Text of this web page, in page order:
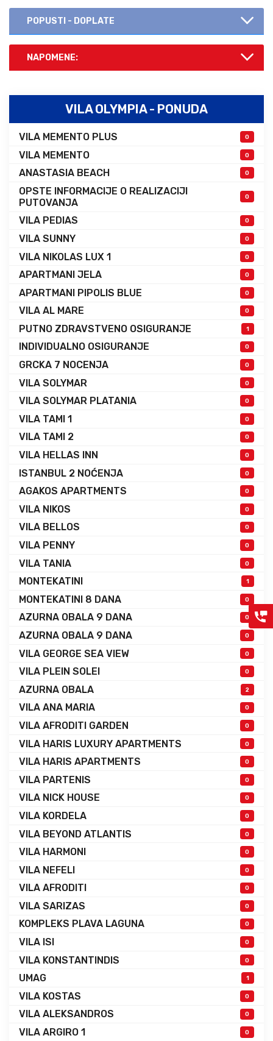
POPUSTI - DOPLATE
NAPOMENE:
VILA OLYMPIA - PONUDA
VILA MEMENTO PLUS 0
VILA MEMENTO 0
ANASTASIA BEACH 0
OPSTE INFORMACIJE O REALIZACIJI
PUTOVANJA
0
VILA PEDIAS 0
VILA SUNNY 0
VILA NIKOLAS LUX 1 0
APARTMANI JELA 0
APARTMANI PIPOLIS BLUE 0
VILA AL MARE 0
PUTNO ZDRAVSTVENO OSIGURANJE 1
INDIVIDUALNO OSIGURANJE 0
GRCKA 7 NOCENJA 0
VILA SOLYMAR 0
VILA SOLYMAR PLATANIA 0
VILA TAMI 1 0
VILA TAMI 2 0
VILA HELLAS INN 0
ISTANBUL 2 NOĆENJA 0
AGAKOS APARTMENTS 0
VILA NIKOS 0
VILA BELLOS 0
VILA PENNY 0
VILA TANIA 0
MONTEKATINI 1
MONTEKATINI 8 DANA 0
AZURNA OBALA 9 DANA 0
AZURNA OBALA 9 DANA 0
VILA GEORGE SEA VIEW 0
VILA PLEIN SOLEI 0
AZURNA OBALA 2
VILA ANA MARIA 0
VILA AFRODITI GARDEN 0
VILA HARIS LUXURY APARTMENTS 0
VILA HARIS APARTMENTS 0
VILA PARTENIS 0
VILA NICK HOUSE 0
VILA KORDELA 0
VILA BEYOND ATLANTIS 0
VILA HARMONI 0
VILA NEFELI 0
VILA AFRODITI 0
VILA SARIZAS 0
KOMPLEKS PLAVA LAGUNA 0
VILA ISI 0
VILA KONSTANTINDIS 0
UMAG 1
VILA KOSTAS 0
VILA ALEKSANDROS 0
VILA ARGIRO 1 0